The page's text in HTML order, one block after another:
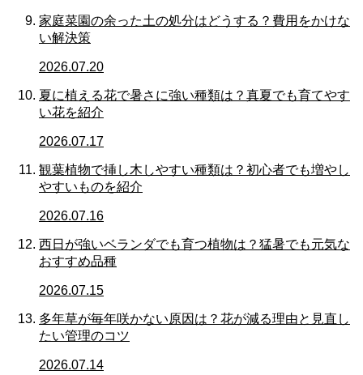
家庭菜園の余った土の処分はどうする？費用をかけな
い解決策
2026.07.20
夏に植える花で暑さに強い種類は？真夏でも育てやす
い花を紹介
2026.07.17
観葉植物で挿し木しやすい種類は？初心者でも増やし
やすいものを紹介
2026.07.16
西日が強いベランダでも育つ植物は？猛暑でも元気な
おすすめ品種
2026.07.15
多年草が毎年咲かない原因は？花が減る理由と見直し
たい管理のコツ
2026.07.14